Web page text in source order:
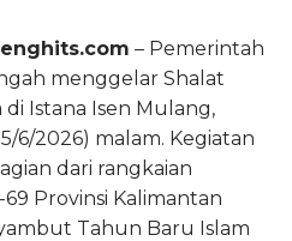
– Pemerintah
menggelar Shalat
di Istana Isen Mulang,
6/2026) malam. Kegiatan
dari rangkaian
Provinsi Kalimantan
Tahun Baru Islam